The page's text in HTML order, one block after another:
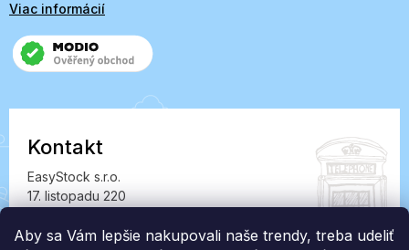
Aby sa Vám lepšie nakupovali naše trendy, treba udeliť
Viac informácií
Kontakt
EasyStock s.r.o.
17. listopadu 220
IČ: 07727402, DIČ: CZ07727402